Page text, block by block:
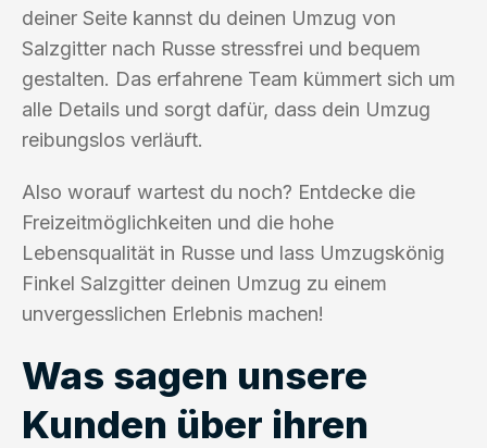
deiner Seite kannst du deinen Umzug von
Salzgitter nach Russe stressfrei und bequem
gestalten. Das erfahrene Team kümmert sich um
alle Details und sorgt dafür, dass dein Umzug
reibungslos verläuft.
Also worauf wartest du noch? Entdecke die
Freizeitmöglichkeiten und die hohe
Lebensqualität in Russe und lass Umzugskönig
Finkel Salzgitter deinen Umzug zu einem
unvergesslichen Erlebnis machen!
Was sagen unsere
Kunden über ihren